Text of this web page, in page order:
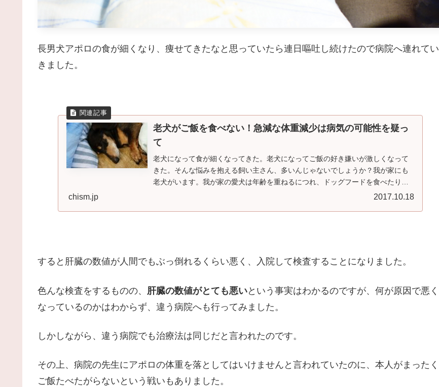
長男犬アポロの食が細くなり、痩せてきたなと思っていたら連日嘔吐し続けたので病院へ連れてい
きました。
老犬がご飯を食べない！急減な体重減少は病気の可能性を疑っ
て
老犬になって食が細くなってきた。老犬になってご飯の好き嫌いが激しくなって
きた。そんな悩みを抱える飼い主さん、多いんじゃないでしょうか？我が家にも
老犬がいます。我が家の愛犬は年齢を重ねるにつれ、ドッグフードを食べたり食
chism.jp 2017.10.18
すると肝臓の数値が人間でもぶっ倒れるくらい悪く、入院して検査することになりました。
色んな検査をするものの、 肝臓の数値がとても悪いという事実はわかるのですが、何が原因で悪く
なっているのかはわからず、違う病院へも行ってみました。
しかしながら、違う病院でも治療法は同じだと言われたのです。
その上、病院の先生にアポロの体重を落としてはいけませんと言われていたのに、本人がまったく
ご飯たべたがらないという戦いもありました。